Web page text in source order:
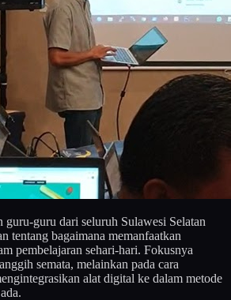
guru-guru dari seluruh Sulawesi Selatan
tentang bagaimana memanfaatkan
pembelajaran sehari-hari. Fokusnya
semata, melainkan pada cara
alat digital ke dalam metode